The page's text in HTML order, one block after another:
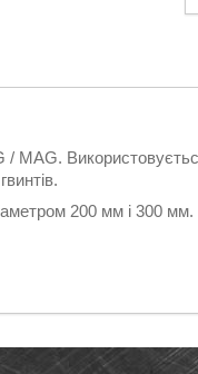
MAG.
200 мм і 300 мм.